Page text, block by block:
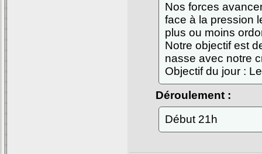
Nos forces
face à la pression
plus ou moins
Notre objectif est
nasse avec notre
Objectif du jour :
Déroulement :
Début 21h